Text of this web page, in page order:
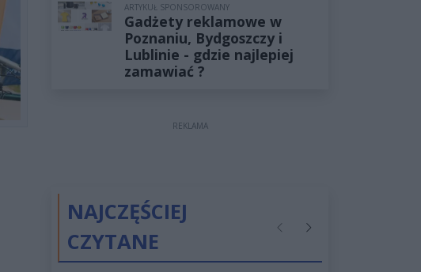
ARTYKUŁ SPONSOROWANY
Gadżety reklamowe w
Poznaniu, Bydgoszczy i
Lublinie - gdzie najlepiej
zamawiać ?
REKLAMA
NAJCZĘŚCIEJ
CZYTANE
PoprzednieNastępne